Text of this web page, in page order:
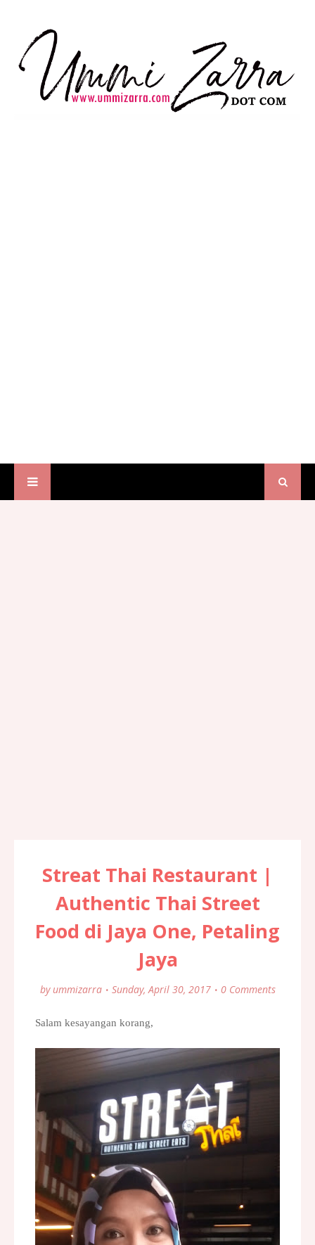
Streat Thai Restaurant |
Authentic Thai Street
Food di Jaya One, Petaling
Jaya
by ummizarra Sunday, April 30, 2017 0 Comments
Salam kesayangan korang,